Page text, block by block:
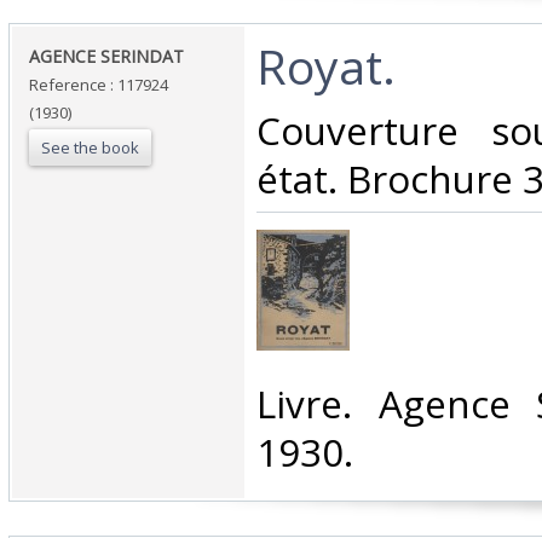
‎AGENCE SERINDAT ‎
Reference : 117924
(1930)
See the book
‎Royat.‎
‎Couverture
état. Brochure
‎Livre. Agence
1930.‎